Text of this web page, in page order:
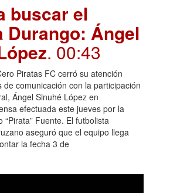
buscar el
Durango: Ángel
. 00:43
Piratas FC cerró su atención
de comunicación con la participación
Ángel Sinuhé López en
efectuada este jueves por la
“Pirata” Fuente. El futbolista
aseguró que el equipo llega
la fecha 3 de